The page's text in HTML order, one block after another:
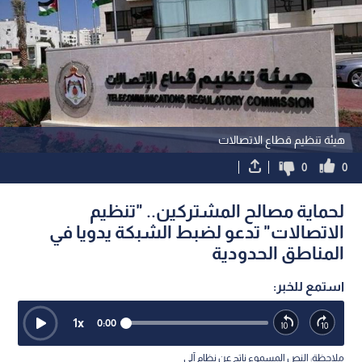
هيئة تنظيم قطاع الاتصالات
0
0
لحماية مصالح المشتركين.. "تنظيم
الاتصالات" تدعو لضبط الشبكة يدويا في
المناطق الحدودية
استمع للخبر:
0:00
1x
ملاحظة: النص المسموع ناتج عن نظام آلي